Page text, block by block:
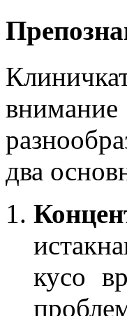
два
кусо